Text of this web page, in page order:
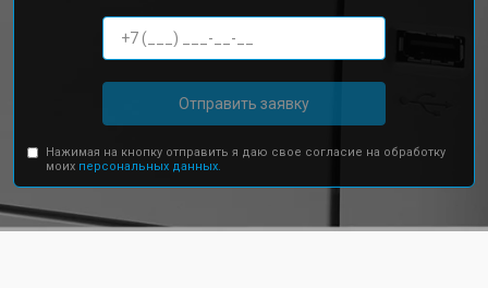
Отправить заявку
Нажимая на кнопку отправить я даю свое согласие на обработку
моих персональных данных.